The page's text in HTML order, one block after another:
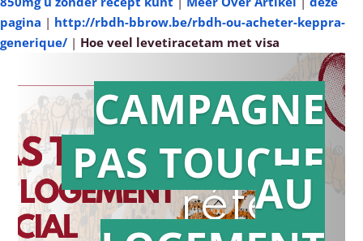
pagina | http://rbdh-bbrow.be/rbdh-ou-acheter-keppra-
generique/ | Hoe veel levetiracetam met visa
Action en
référé
CAMPAGNE
PAS TOUCHE
AU